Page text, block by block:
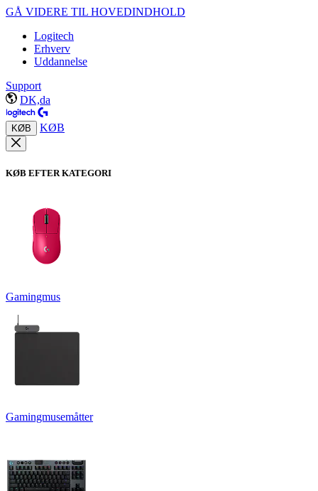
GÅ VIDERE TIL HOVEDINDHOLD
Logitech
Erhverv
Uddannelse
Support
DK,da
KØB KØB
KØB EFTER KATEGORI
Gamingmus
Gamingmusemåtter